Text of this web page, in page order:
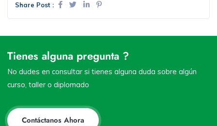
Share Post :
Tienes alguna pregunta ?
No dudes en consultar si tienes alguna duda sobre algún
curso, taller o diplomado
Contáctanos Ahora